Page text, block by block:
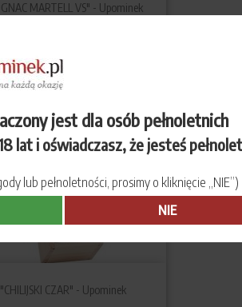
jest dla osób pełnoletnich
lat i oświadczasz, że jesteś
lub pełnoletności, prosimy o kliknięcie „NIE”)
NIE
MARTELL VS" - Upominek
"CHILIJSKI CZAR" - Upominek